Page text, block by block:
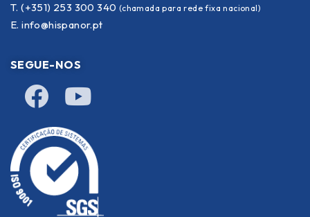
T. (+351) 253 300 340 (chamada para rede fixa nacional)
E. info@hispanor.pt
SEGUE-NOS